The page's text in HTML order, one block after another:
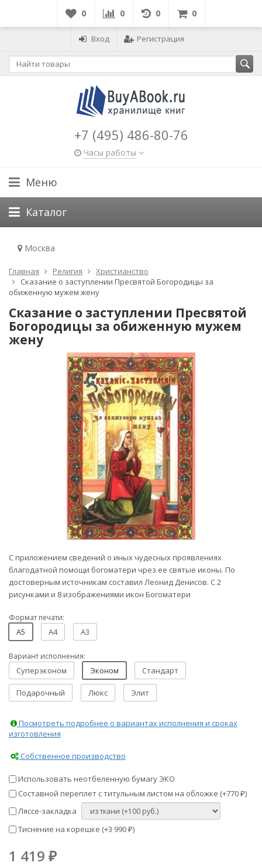
0 0 0 0
Вход Регистрация
+7 (495) 486-80-76
Часы работы
Меню
Каталог
Москва
Главная Религия
Христианство
Сказание о заступлении Пресвятой Богородицы за
обиженную мужем жену
Сказание о заступлении Пресвятой
Богородицы за обиженную мужем
жену
С приложением сведений о иных чудесных проявлениях
благодатной помощи богоматери чрез ее святые иконы. По
достоверным источникам составил Леонид Денисов. С 2
рисунками и 8 изображениями икон Богоматери
Формат печати:
A5 A4 A3
Вариант исполнения:
Суперэконом Эконом Стандарт
Подарочный Люкс Элит
Посмотреть подробнее о вариантах исполнения и сроках
изготовления
Собственное производство
Использовать неотбеленную бумагу ЭКО
Составной переплет с титульным листом на обложке (+770 ₽)
Ляссе-закладка
Тиснение на корешке (+3 990 ₽)
1 419 ₽